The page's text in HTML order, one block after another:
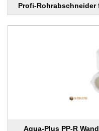
Profi-
Aqua-Plus PP-R